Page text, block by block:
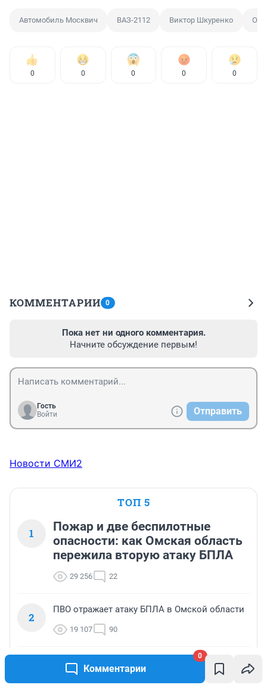
Комментарии
0
Автомобиль Москвич ВАЗ-2112 Виктор Шкуренко
0 0 0 0 0
КОММЕНТАРИИ 0
Пока нет ни одного комментария.
Начните обсуждение первым!
Гость
Войти
Отправить
Новости СМИ2
ТОП 5
1
Пожар и две беспилотные
опасности: как Омская область
пережила вторую атаку БПЛА
29 256 22
2
ПВО отражает атаку БПЛА в Омской области
19 107 90
Обломки БПЛА упали в поле в окрестностях
Омска — вспыхнул пожар